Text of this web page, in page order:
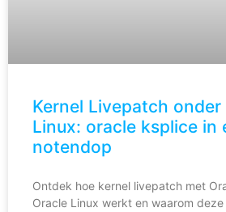
Kernel Livepatch onder
Linux: oracle ksplice in
notendop
Ontdek hoe kernel livepatch met
Oracle Linux werkt en waarom